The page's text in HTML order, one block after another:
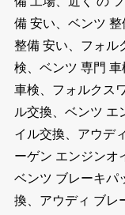
備 安い、ベンツ
整備 安い、フォル
検、ベンツ 専門
車検、フォルクス
ル交換、ベンツ エ
イル交換、アウデ
ーゲン エンジンオ
ベンツ ブレーキパ
換、アウディ ブレ